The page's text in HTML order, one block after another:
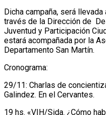
Dicha campaña, será
través de la Dirección de
Juventud y Participación
estará acompañada por la
Departamento San Martín.
Cronograma:
29/11: Charlas de
Galindez. En el Cervantes.
19 hs. «VIH/Sida. ¿Cómo